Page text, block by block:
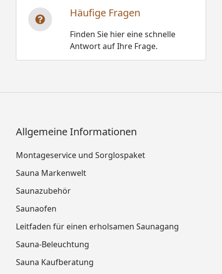
Häufige Fragen
Finden Sie hier eine schnelle
Antwort auf Ihre Frage.
Allgemeine Informationen
Montageservice und Sorglospaket
Sauna Markenwelt
Saunazubehör
Saunaofen
Leitfaden für einen erholsamen Saunagang
Sauna-Beleuchtung
Sauna Kaufberatung